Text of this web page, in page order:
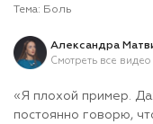
Тема: Боль
Александра
Смотреть все видео
«Я плохой пример.
постоянно говорю,